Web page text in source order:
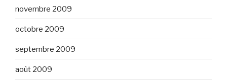
novembre 2009
octobre 2009
septembre 2009
août 2009